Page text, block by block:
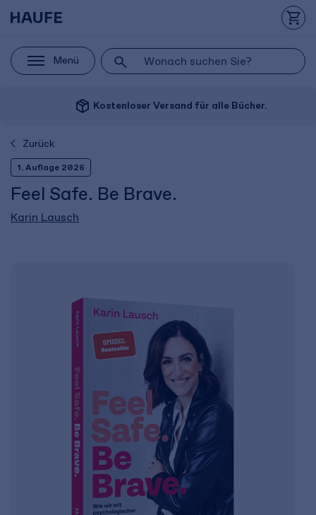
Menü
package_2 Kostenloser Versand für alle Bücher.
Zurück
1. Auflage 2026
Feel Safe. Be Brave.
Karin Lausch